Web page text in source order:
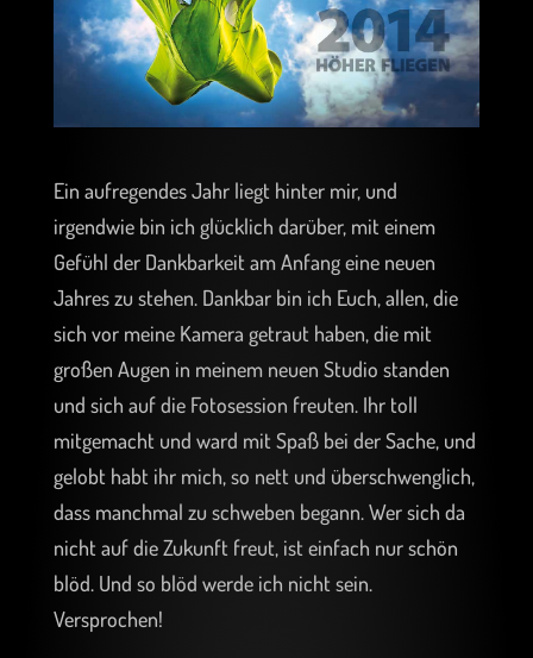
Ein aufregendes Jahr liegt hinter mir, und
irgendwie bin ich glücklich darüber, mit einem
Gefühl der Dankbarkeit am Anfang eine neuen
Jahres zu stehen. Dankbar bin ich Euch, allen, die
sich vor meine Kamera getraut haben, die mit
großen Augen in meinem neuen Studio standen
und sich auf die Fotosession freuten. Ihr toll
mitgemacht und ward mit Spaß bei der Sache, und
gelobt habt ihr mich, so nett und überschwenglich,
dass manchmal zu schweben begann. Wer sich da
nicht auf die Zukunft freut, ist einfach nur schön
blöd. Und so blöd werde ich nicht sein.
Versprochen!